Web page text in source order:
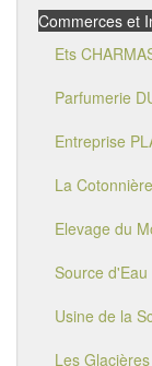
Commerces et
Ets
Parfumerie
Entreprise
La
Elevage du
Source
Usine de la
Les Glacières